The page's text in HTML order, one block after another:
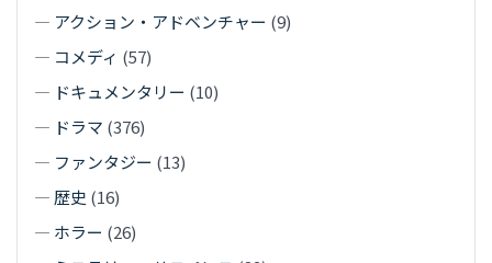
— アクション・アドベンチャー (9)
— コメディ (57)
— ドキュメンタリー (10)
— ドラマ (376)
— ファンタジー (13)
—歴史 (16)
— ホラー (26)